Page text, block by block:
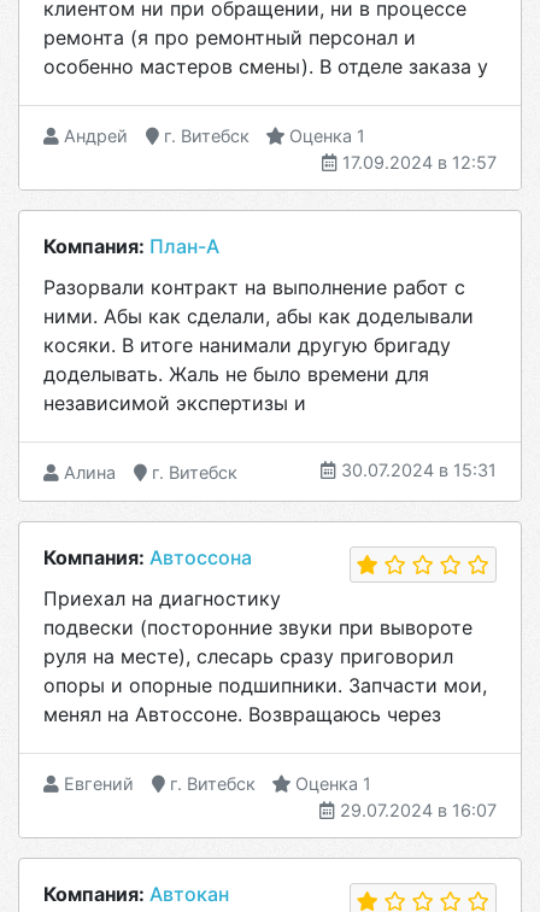
клиентом ни при обращении, ни в процессе
ремонта (я про ремонтный персонал и
особенно мастеров смены). В отделе заказа у
Андрей г. Витебск
Оценка 1
17.09.2024 в 12:57
Компания: План-А
Разорвали контракт на выполнение работ с
ними. Абы как сделали, абы как доделывали
косяки. В итоге нанимали другую бригаду
доделывать. Жаль не было времени для
независимой экспертизы и
Алина г. Витебск 30.07.2024 в 15:31
Компания: Автоссона
Приехал на диагностику
подвески (посторонние звуки при вывороте
руля на месте), слесарь сразу приговорил
опоры и опорные подшипники. Запчасти мои,
менял на Автоссоне. Возвращаюсь через
Евгений г. Витебск
Оценка 1
29.07.2024 в 16:07
Компания: Автокан